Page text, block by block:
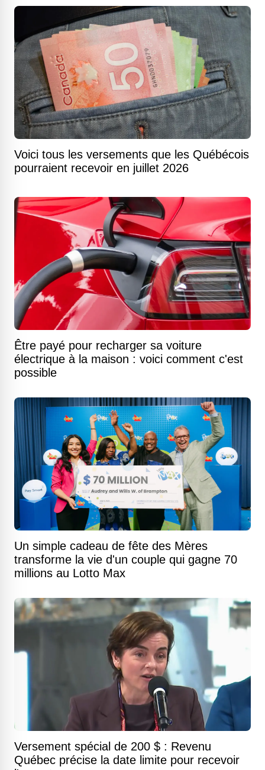
Voici tous les versements que les Québécois
pourraient recevoir en juillet 2026
Être payé pour recharger sa voiture
électrique à la maison : voici comment c'est
possible
Un simple cadeau de fête des Mères
transforme la vie d'un couple qui gagne 70
millions au Lotto Max
Versement spécial de 200 $ : Revenu
Québec précise la date limite pour recevoir